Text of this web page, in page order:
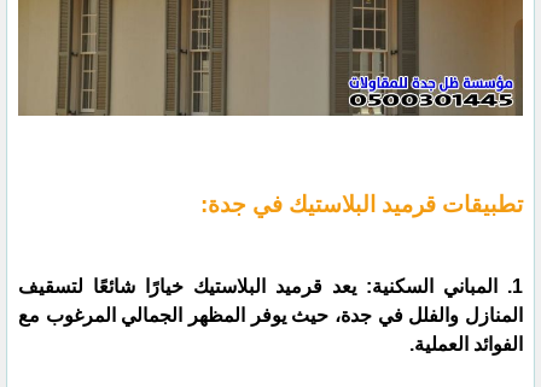
تطبيقات قرميد البلاستيك في جدة:
1. المباني السكنية: يعد قرميد البلاستيك خيارًا شائعًا لتسقيف
المنازل والفلل في جدة، حيث يوفر المظهر الجمالي المرغوب مع
الفوائد العملية.